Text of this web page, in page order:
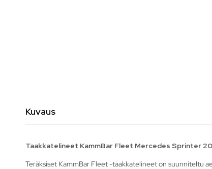
Kuvaus
Taakkatelineet KammBar Fleet Mercedes Sprinter
Teräksiset KammBar Fleet -taakkatelineet on suunniteltu